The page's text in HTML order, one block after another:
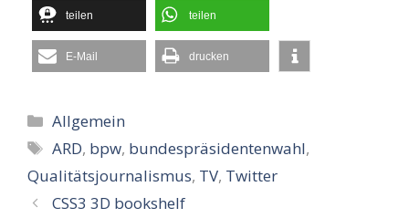
teilen teilen
E-Mail drucken
Kategorien
Allgemein
Schlagwörter
ARD, bpw, bundespräsidentenwahl,
Qualitätsjournalismus, TV, Twitter
CSS3 3D bookshelf